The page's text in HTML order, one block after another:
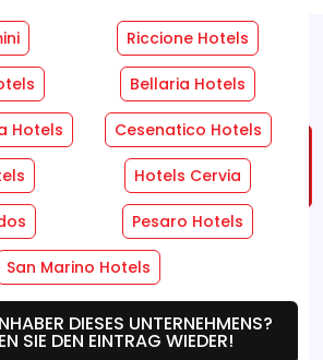
Riccione Hotels
Bellaria Hotels
Hotels Cesenatico Hotels
Hotels Cervia
Pesaro Hotels
San Marino Hotels
DIESES UNTERNEHMENS?
SIE DEN EINTRAG WIEDER!
Viva Strand Hotel
SIE EIN KOSTENLOSES UND
ANGEBOT AN!
Zimmer-Dienste
Angebote